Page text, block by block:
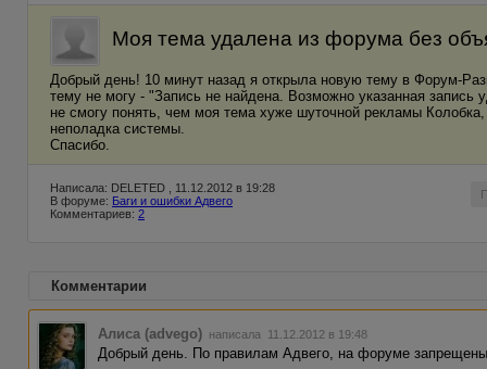
Моя тема удалена из форума без
Добрый день! 10 минут назад я открыла новую тему в Форум-
тему не могу - "Запись не найдена. Возможно указанная
не смогу понять, чем моя тема хуже шуточной рекламы
неполадка системы.
Спасибо.
Написала: DELETED , 11.12.2012 в 19:28
В форуме: Баги и ошибки Адвего
Комментариев: 2
Комментарии
Алиса (advego) написала 11.12.2012 в 19:48
Добрый день. По правилам Адвего, на форуме